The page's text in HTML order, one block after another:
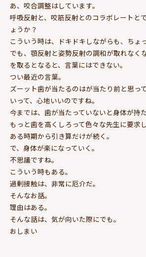
あ、咬合調整はしています。
呼吸反射と、咬筋反射とのコラボレートと
ょうか？
こういう時は、ドキドキしながらも、ちょ
でも、顎反射と姿勢反射の調和が取れなく
を取るとなると、言葉にはできない。
つい最近の言葉。
ズーット歯が当たるのはが当たり前と思っ
いって、心地いいのですね。
今までは、歯が当たっていないと身体が持
もっと歯を高くしろって色々な先生に要求
ある時期から引き算だけが続く。
で、身体が楽になっていく。
不思議ですね。
こういう時もある。
過剰接触は、非常に厄介だ。
そんなお話。
理由はある。
そんな話は、気が向いた際にでも。
おしまい